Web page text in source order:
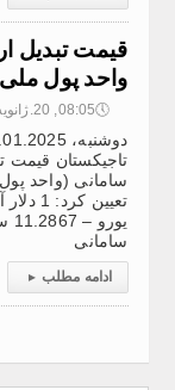
قیمت تبدیل
واحد پول
🕔08:05, 20.ژانویه 2025
تاجیکستان قیمت
سامانی (واحد
سامانی
ادامه مطلب ▸